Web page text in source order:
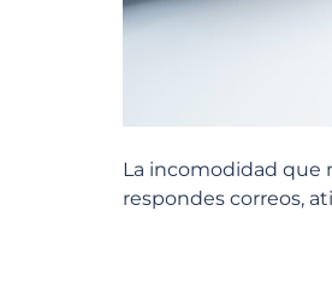
La incomodidad que
respondes correos,